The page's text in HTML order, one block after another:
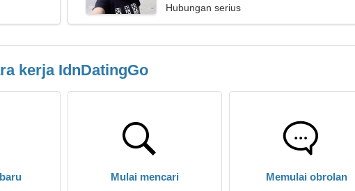
Hubungan serius
kerja IdnDatingGo
Mulai mencari Memulai obrolan